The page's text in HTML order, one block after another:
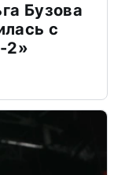
Бузова
с
2»